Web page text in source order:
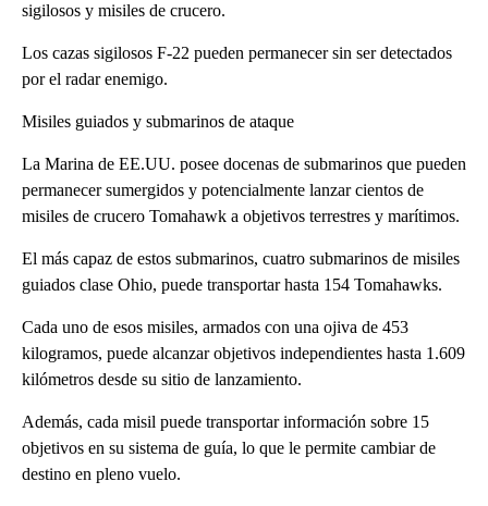
sigilosos y misiles de crucero.
Los cazas sigilosos F-22 pueden permanecer sin ser detectados
por el radar enemigo.
Misiles guiados y submarinos de ataque
La Marina de EE.UU. posee docenas de submarinos que pueden
permanecer sumergidos y potencialmente lanzar cientos de
misiles de crucero Tomahawk a objetivos terrestres y marítimos.
El más capaz de estos submarinos, cuatro submarinos de misiles
guiados clase Ohio, puede transportar hasta 154 Tomahawks.
Cada uno de esos misiles, armados con una ojiva de 453
kilogramos, puede alcanzar objetivos independientes hasta 1.609
kilómetros desde su sitio de lanzamiento.
Además, cada misil puede transportar información sobre 15
objetivos en su sistema de guía, lo que le permite cambiar de
destino en pleno vuelo.